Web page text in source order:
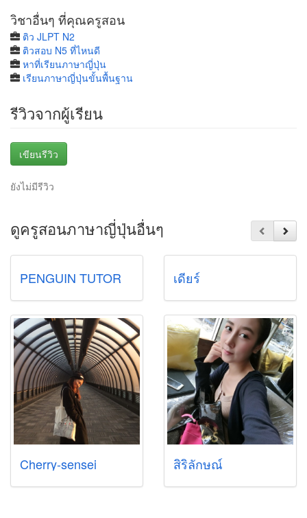
วิชาอื่นๆ ที่คุณครูสอน
ติว JLPT N2
ติวสอบ N5 ที่ไหนดี
หาที่เรียนภาษาญี่ปุ่น
เรียนภาษาญี่ปุ่นขั้นพื้นฐาน
รีวิวจากผู้เรียน
เขียนรีวิว
ยังไม่มีรีวิว
ดูครูสอนภาษาญี่ปุ่นอื่นๆ
PENGUIN TUTOR เดียร์
Cherry-sensei สิริลักษณ์